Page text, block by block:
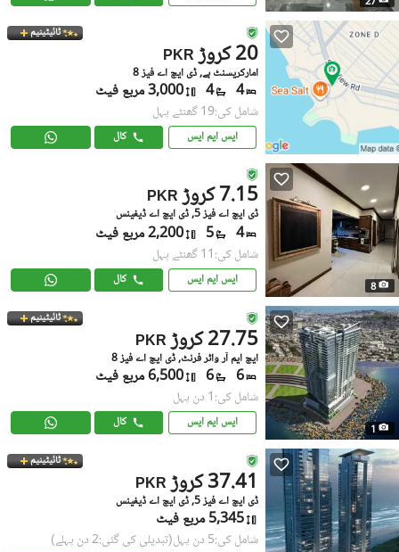
ٹائیٹینیم
PKR 20 کروڑ
امارکریسنٹ بے, ڈی ایچ اے فیز 8
4
4 3,000 مربع فیٹ
شامل کی:19 گھنٹے پہل
ایس ایم ایس کال
8
PKR 7.15 کروڑ
ڈی ایچ اے فیز 5, ڈی ایچ اے ڈیفینس
4
5 2,200 مربع فیٹ
شامل کی:11 گھنٹے پہل
ایس ایم ایس کال
1
ٹائیٹینیم
PKR 27.75 کروڑ
ایچ ایم آر واٹر فرنٹ, ڈی ایچ اے فیز 8
6
6 6,500 مربع فیٹ
شامل کی:1 دن پہل
ایس ایم ایس کال
ٹائیٹینیم
PKR 37.41 کروڑ
ڈی ایچ اے فیز 5, ڈی ایچ اے ڈیفینس
5,345 مربع فیٹ
شامل کی:5 دن پہل (تبدیلی کی گئی:2 دن پہلے)